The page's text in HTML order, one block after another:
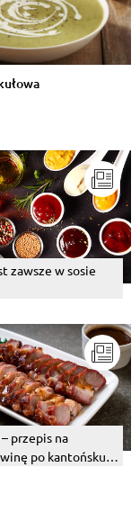
zawsze w sosie
przepis na
po kantońsku w